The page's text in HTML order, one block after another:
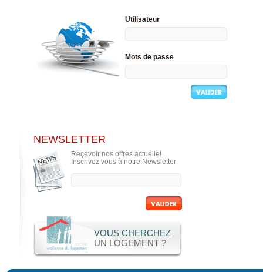
Utilisateur
Mots de passe
NEWSLETTER
Reçevoir nos offres actuelle!
Inscrivez vous à notre Newsletter
VOUS CHERCHEZ
UN LOGEMENT ?